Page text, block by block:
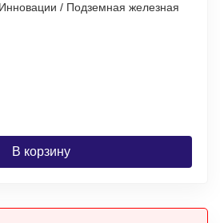
/ Подземная железная
В корзину